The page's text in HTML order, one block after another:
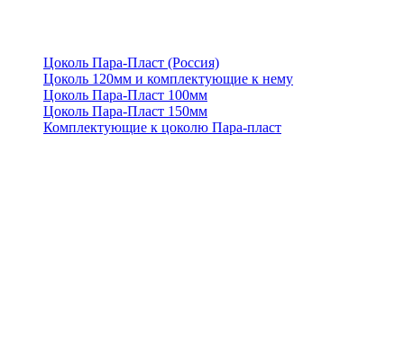
Цоколь Пара-Пласт (Россия)
Цоколь 120мм и комплектующие к нему
Цоколь Пара-Пласт 100мм
Цоколь Пара-Пласт 150мм
Комплектующие к цоколю Пара-пласт